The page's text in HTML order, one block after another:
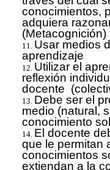
conocimientos,
adquiera
(Metacognición)
Usar medios
aprendizaje
Utilizar el
reflexión
docente
Debe ser el
medio (natural,
conocimiento
El docente
que le permitan
conocimientos
extiendan a la